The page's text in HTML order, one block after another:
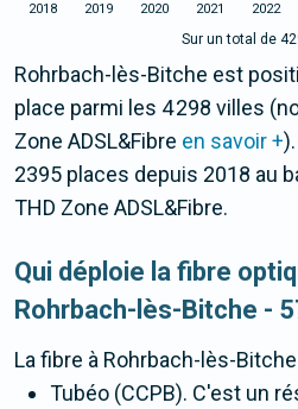
2018 2019 2020 2021 2022
Sur un total de
Rohrbach-lès-Bitche est
place parmi les 4 298 villes
Zone ADSL&Fibre en savoir +
2395 places depuis 2018 au
THD Zone ADSL&Fibre.
Qui déploie la fibre
Rohrbach-lès-Bitche -
La fibre à Rohrbach-lès-Bitche
Tubéo (CCPB). C'est un